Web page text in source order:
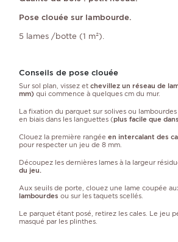
Pose clouée sur lambourde.
5 lames /botte (1 m²).
Conseils de pose clouée
Sur sol plan, vissez et chevillez un réseau de
mm) qui commence à quelques cm du mur.
La fixation du parquet sur solives ou
en biais dans les languettes (plus facile que
Clouez la première rangée en intercalant des
pour respecter un jeu de 8 mm.
Découpez les dernières lames à la largeur
du jeu.
Aux seuils de porte, clouez une lame coupée
lambourdes ou sur les taquets scellés.
Le parquet étant posé, retirez les cales. Le jeu
masqué par les plinthes.